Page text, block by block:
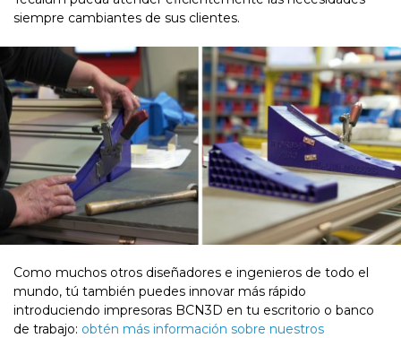
siempre cambiantes de sus clientes.
Como muchos otros diseñadores e ingenieros de todo el
mundo, tú también puedes innovar más rápido
introduciendo impresoras BCN3D en tu escritorio o banco
de trabajo: obtén más información sobre nuestros